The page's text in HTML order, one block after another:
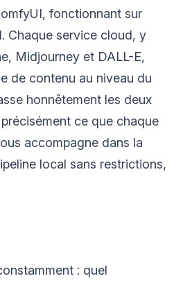
fonctionnant sur
Chaque service cloud, y
Midjourney et DALL-E,
de contenu au niveau du
honnêtement les deux
ce que chaque
accompagne dans la
local sans restrictions,
: quel